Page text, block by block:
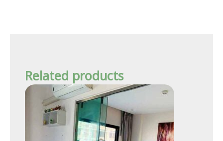
Related products